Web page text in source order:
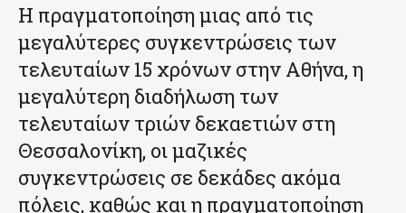
Η πραγματοποίηση μιας από τις
μεγαλύτερες συγκεντρώσεις των
τελευταίων 15 χρόνων στην Αθήνα, η
μεγαλύτερη διαδήλωση των
τελευταίων τριών δεκαετιών στη
Θεσσαλονίκη, οι μαζικές
συγκεντρώσεις σε δεκάδες ακόμα
πόλεις, καθώς και η πραγματοποίηση